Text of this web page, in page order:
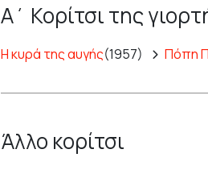
Α΄ Κορίτσι της
Η κυρά της αυγής(1957) Πόπη
Άλλο κορίτσι